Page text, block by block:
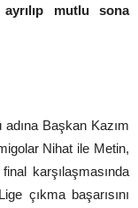
mutlu sona
Başkan Kazım
Nihat ile Metin,
karşılaşmasında
çıkma başarısını